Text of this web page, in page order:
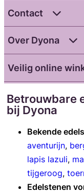
Contact
Over Dyona
Veilig online
Betrouwbare
bij Dyona
Bekende
aventurijn,
lapis lazuli,
tijgeroog,
Edelstenen